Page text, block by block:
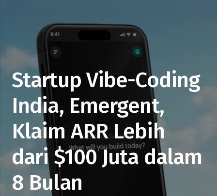
Startup Vibe-Coding
India, Emergent,
Klaim ARR Lebih
dari $100 Juta dalam
8 Bulan